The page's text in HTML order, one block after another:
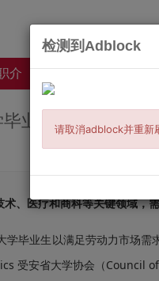
介 本地服务
业生！科技和医疗
、医疗和商科等关键领域，
毕业生以满足劳动力市场
受安省大学协会（Council
检测到Adblock
请取消adblock并重新